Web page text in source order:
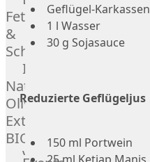
Fett
&
Schmalz
ItalianBar
Natives
Olivenöl
Extra
BIO
Veggie
Geflügel-Karkassen
1 l Wasser
30 g Sojasauce
Reduzierte Geflügeljus
150 ml Portwein